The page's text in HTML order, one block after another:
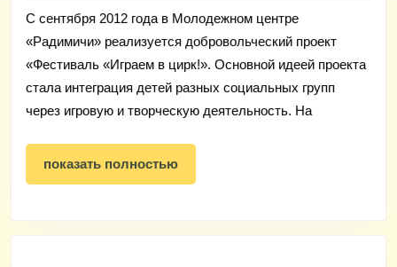
С сентября 2012 года в Молодежном центре
«Радимичи» реализуется добровольческий проект
«Фестиваль «Играем в цирк!». Основной идеей проекта
стала интеграция детей разных социальных групп
через игровую и творческую деятельность. На
показать полностьюпоказать
полностью